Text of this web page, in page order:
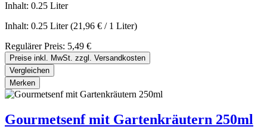
Inhalt: 0.25 Liter
Inhalt: 0.25 Liter(21,96 € / 1 Liter)
Regulärer Preis: 5,49 €
Preise inkl. MwSt. zzgl. Versandkosten
Vergleichen
Merken
Gourmetsenf mit Gartenkräutern 250ml